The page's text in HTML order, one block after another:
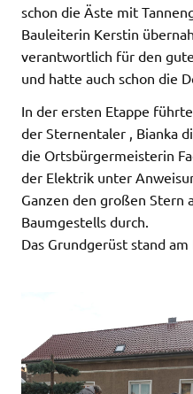
schon die Äste mit
Bauleiterin Kerstin
verantwortlich für den
und hatte auch schon die
In der ersten Etappe
der Sternentaler , Bianka
die Ortsbürgermeisterin
der Elektrik unter
Ganzen den großen Stern
Baumgestells durch.
Das Grundgerüst stand am